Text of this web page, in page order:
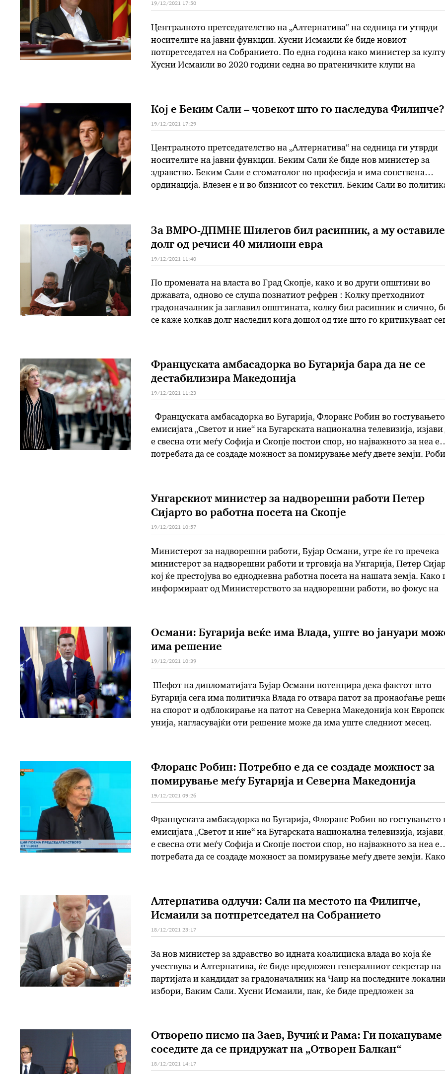
19/12/2021 17:50
Централното претседателство на „Алтернатива“ на седница ги утврди
носителите на јавни функции. Хусни Исмаили ќе биде новиот
потпретседател на Собранието. По една година како министер за
Хусни Исмаили во 2020 години седна во пратеничките клупи на
Кој е Беким Сали – човекот што го наследува Филипче?
19/12/2021 17:29
Централното претседателство на „Алтернатива“ на седница ги утврди
носителите на јавни функции. Беким Сали ќе биде нов министер за
здравство. Беким Сали е стоматолог по професија и има сопствена
ординација. Влезен е и во бизнисот со текстил. Беким Сали во
За ВМРО-ДПМНЕ Шилегов бил расипник, а му оставиле
долг од речиси 40 милиони евра
19/12/2021 11:40
По промената на власта во Град Скопје, како и во други општини во
државата, одново се слуша познатиот рефрен : Колку претходниот
градоначалник ја заглавил општината, колку бил расипник и слично,
се каже колкав долг наследил кога дошол од тие што го критикуваат
Француската амбасадорка во Бугарија бара да не се
дестабилизира Македонија
19/12/2021 11:23
Француската амбасадорка во Бугарија, Флоранс Робин во
емисијата „Светот и ние“ на Бугарската национална телевизија, изјави
е свесна оти меѓу Софија и Скопје постои спор, но најважното за неа е
потребата да се создаде можност за помирување меѓу двете земји.
Унгарскиот министер за надворешни работи Петер
Сијарто во работна посета на Скопје
19/12/2021 10:57
Министерот за надворешни работи, Бујар Османи, утре ќе го пречека
министерот за надворешни работи и трговија на Унгарија, Петер
кој ќе престојува во еднодневна работна посета на нашата земја. Како
информираат од Министерството за надворешни работи, во фокус на
Османи: Бугарија веќе има Влада, уште во јануари
има решение
19/12/2021 10:39
Шефот на дипломатијата Бујар Османи потенцира дека фактот што
Бугарија сега има политичка Влада го отвара патот за пронаоѓање
на спорот и одблокирање на патот на Северна Македонија кон
унија, нагласувајќи оти решение може да има уште следниот месец.
Флоранс Робин: Потребно е да се создаде можност за
помирување меѓу Бугарија и Северна Македонија
19/12/2021 09:26
Француската амбасадорка во Бугарија, Флоранс Робин во гостувањето
емисијата „Светот и ние“ на Бугарската национална телевизија, изјави
е свесна оти меѓу Софија и Скопје постои спор, но најважното за неа е
потребата да се создаде можност за помирување меѓу двете земји. Како
Алтернатива одлучи: Сали на местото на Филипче,
Исмаили за потпретседател на Собранието
18/12/2021 23:17
За нов министер за здравство во идната коалициска влада во која ќе
учествува и Алтернатива, ќе биде предложен генералниот секретар на
партијата и кандидат за градоначалник на Чаир на последните
избори, Баким Сали. Хусни Исмаили, пак, ќе биде предложен за
Отворено писмо на Заев, Вучиќ и Рама: Ги покануваме
соседите да се придружат на „Отворен Балкан“
18/12/2021 14:17